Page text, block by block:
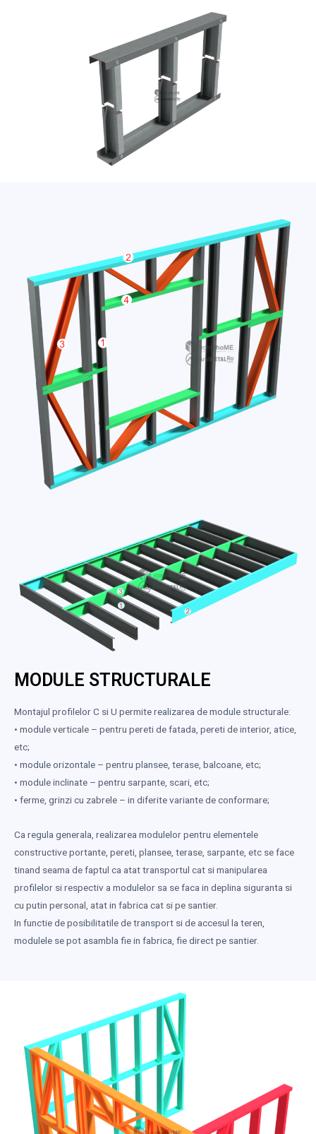
MODULE STRUCTURALE
Montajul profilelor C si U permite realizarea de module structurale:
• module verticale – pentru pereti de fatada, pereti de interior, atice,
etc;
• module orizontale – pentru plansee, terase, balcoane, etc;
• module inclinate – pentru sarpante, scari, etc;
• ferme, grinzi cu zabrele – in diferite variante de conformare;
Ca regula generala, realizarea modulelor pentru elementele
constructive portante, pereti, plansee, terase, sarpante, etc se face
tinand seama de faptul ca atat transportul cat si manipularea
profilelor si respectiv a modulelor sa se faca in deplina siguranta si
cu putin personal, atat in fabrica cat si pe santier.
In functie de posibilitatile de transport si de accesul la teren,
modulele se pot asambla fie in fabrica, fie direct pe santier.